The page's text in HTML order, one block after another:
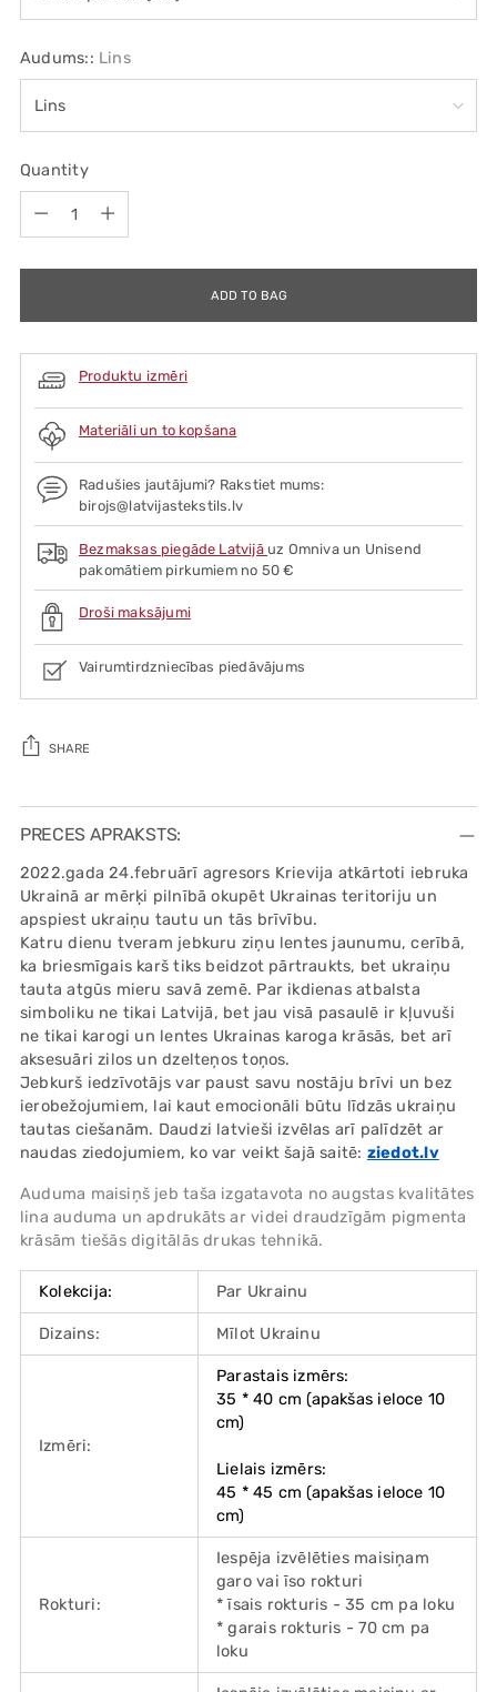
Audums:: Lins
Quantity
ADD TO BAG
Produktu izmēri
Materiāli un to kopšana
Radušies jautājumi? Rakstiet mums:
birojs@latvijastekstils.lv
Bezmaksas piegāde Latvijā uz Omniva un Unisend
pakomātiem pirkumiem no 50 €
Droši maksājumi
Vairumtirdzniecības piedāvājums
SHARE
Adding
product
your
cart
PRECES APRAKSTS:
2022.gada 24.februārī agresors Krievija atkārtoti iebruka
Ukrainā ar mērķi pilnībā okupēt Ukrainas teritoriju un
apspiest ukraiņu tautu un tās brīvību.
Katru dienu tveram jebkuru ziņu lentes jaunumu, cerībā,
ka briesmīgais karš tiks beidzot pārtraukts, bet ukraiņu
tauta atgūs mieru savā zemē. Par ikdienas atbalsta
simboliku ne tikai Latvijā, bet jau visā pasaulē ir kļuvuši
ne tikai karogi un lentes Ukrainas karoga krāsās, bet arī
aksesuāri zilos un dzelteņos toņos.
Jebkurš iedzīvotājs var paust savu nostāju brīvi un bez
ierobežojumiem, lai kaut emocionāli būtu līdzās ukraiņu
tautas ciešanām. Daudzi latvieši izvēlas arī palīdzēt ar
naudas ziedojumiem, ko var veikt šajā saitē: ziedot.lv
Auduma maisiņš jeb taša izgatavota no augstas kvalitātes
lina auduma un apdrukāts ar videi draudzīgām pigmenta
krāsām tiešās digitālās drukas tehnikā.
Kolekcija: Par Ukrainu
Dizains: Mīlot Ukrainu
Izmēri:
Parastais izmērs:
35 * 40 cm (apakšas ieloce 10
cm)
Lielais izmērs:
45 * 45 cm (apakšas ieloce 10
cm)
Rokturi:
Iespēja izvēlēties maisiņam
garo vai īso rokturi
* īsais rokturis - 35 cm pa loku
* garais rokturis - 70 cm pa
loku